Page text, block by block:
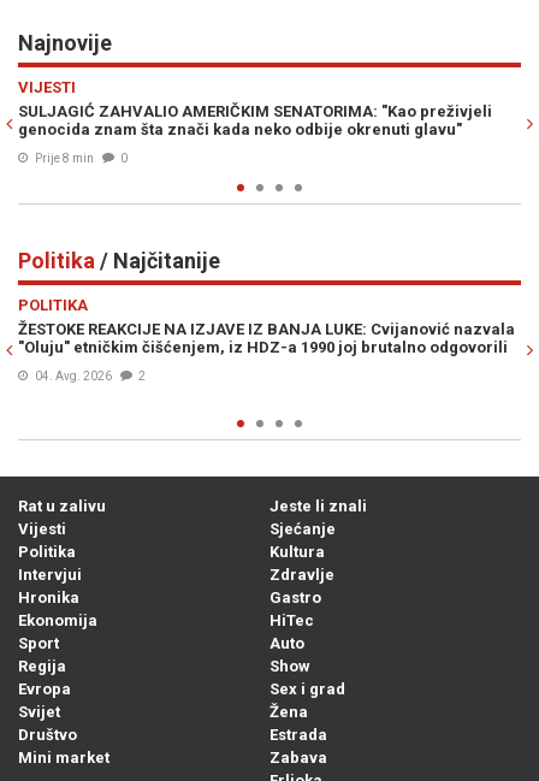
Najnovije
SENATORIMA: "Kao preživjeli
odbije okrenuti glavu"
SNIMAK KOJI JE ZADIVIO
usred operacije, pogledajte
Politika / Najčitanije
IZ BANJA LUKE: Cvijanović nazvala
HDZ-a 1990 joj brutalno odgovorili
BURNO U ŠIROKOM BRIJEGU:
"Oluje" udario rampu Lučiću
Rat u zalivu
Vijesti
Politika
Intervjui
Hronika
Ekonomija
Sport
Regija
Evropa
Svijet
Društvo
Mini market
Jeste li znali
Sjećanje
Kultura
Zdravlje
Gastro
HiTec
Auto
Show
Sex i grad
Žena
Estrada
Zabava